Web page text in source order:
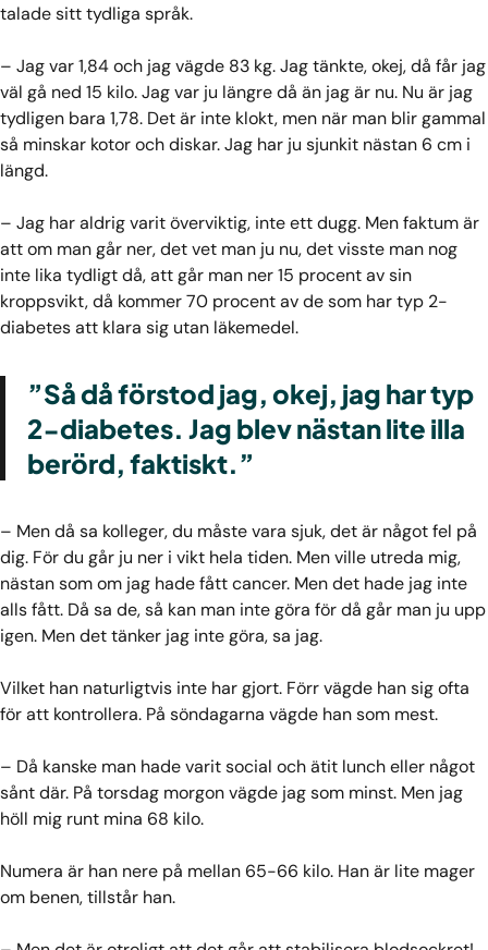
talade sitt tydliga språk.
– Jag var 1,84 och jag vägde 83 kg. Jag tänkte, okej, då får jag
väl gå ned 15 kilo. Jag var ju längre då än jag är nu. Nu är jag
tydligen bara 1,78. Det är inte klokt, men när man blir gammal
så minskar kotor och diskar. Jag har ju sjunkit nästan 6 cm i
längd.
– Jag har aldrig varit överviktig, inte ett dugg. Men faktum är
att om man går ner, det vet man ju nu, det visste man nog
inte lika tydligt då, att går man ner 15 procent av sin
kroppsvikt, då kommer 70 procent av de som har typ 2-
diabetes att klara sig utan läkemedel.
”Så då förstod jag, okej, jag har typ
2-diabetes. Jag blev nästan lite illa
berörd, faktiskt.”
– Men då sa kolleger, du måste vara sjuk, det är något fel på
dig. För du går ju ner i vikt hela tiden. Men ville utreda mig,
nästan som om jag hade fått cancer. Men det hade jag inte
alls fått. Då sa de, så kan man inte göra för då går man ju upp
igen. Men det tänker jag inte göra, sa jag.
Vilket han naturligtvis inte har gjort. Förr vägde han sig ofta
för att kontrollera. På söndagarna vägde han som mest.
– Då kanske man hade varit social och ätit lunch eller något
sånt där. På torsdag morgon vägde jag som minst. Men jag
höll mig runt mina 68 kilo.
Numera är han nere på mellan 65-66 kilo. Han är lite mager
om benen, tillstår han.